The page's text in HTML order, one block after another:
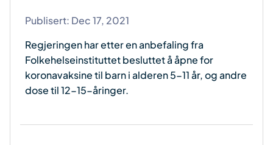
Publisert: Dec 17, 2021
Regjeringen har etter en anbefaling fra
Folkehelseinstituttet besluttet å åpne for
koronavaksine til barn i alderen 5-11 år, og andre
dose til 12-15-åringer.